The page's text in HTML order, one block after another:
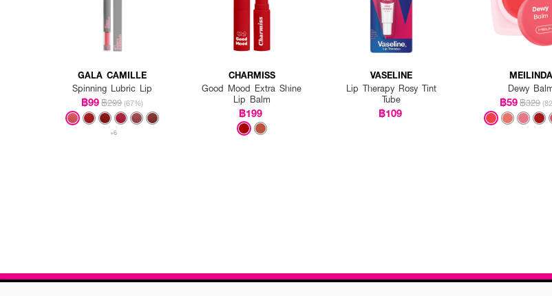
GALA CAMILLE
Spinning Lubric Lip
฿99฿299 (67%)
+6
CHARMISS
Good Mood Extra Shine
Lip Balm
฿199
VASELINE
Lip Therapy Rosy Tint
Tube
฿109
MEILINDA
Dewy
฿59฿329